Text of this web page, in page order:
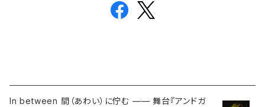
In between 間（あわい）に佇む —— 舞台『アンドガ